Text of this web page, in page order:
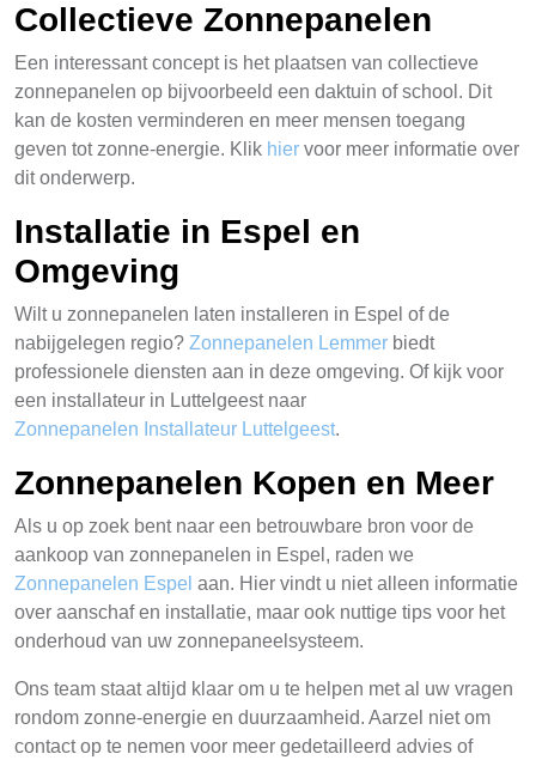
Collectieve Zonnepanelen
Een interessant concept is het plaatsen van collectieve
zonnepanelen op bijvoorbeeld een daktuin of school. Dit
kan de kosten verminderen en meer mensen toegang
geven tot zonne-energie. Klik hier voor meer informatie over
dit onderwerp.
Installatie in Espel en
Omgeving
Wilt u zonnepanelen laten installeren in Espel of de
nabijgelegen regio? Zonnepanelen Lemmer biedt
professionele diensten aan in deze omgeving. Of kijk voor
een installateur in Luttelgeest naar
Zonnepanelen Installateur Luttelgeest.
Zonnepanelen Kopen en Meer
Als u op zoek bent naar een betrouwbare bron voor de
aankoop van zonnepanelen in Espel, raden we
Zonnepanelen Espel aan. Hier vindt u niet alleen informatie
over aanschaf en installatie, maar ook nuttige tips voor het
onderhoud van uw zonnepaneelsysteem.
Ons team staat altijd klaar om u te helpen met al uw vragen
rondom zonne-energie en duurzaamheid. Aarzel niet om
contact op te nemen voor meer gedetailleerd advies of